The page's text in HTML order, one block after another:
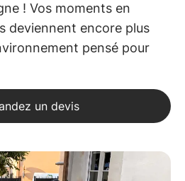
! Vos moments en
deviennent encore plus
pensé pour
un devis